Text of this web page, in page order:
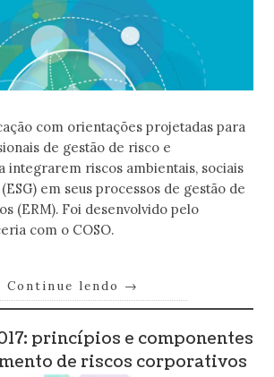
com orientações projetadas para
de gestão de risco e
integrarem riscos ambientais, sociais
em seus processos de gestão de
(ERM). Foi desenvolvido pelo
com o COSO.
Continue lendo →
princípios e componentes
de riscos corporativos